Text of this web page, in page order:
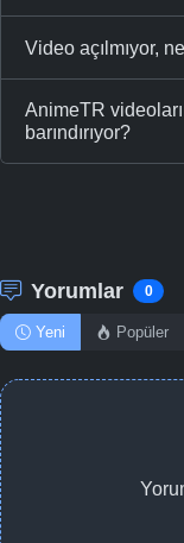
Video açılmıyor,
AnimeTR
barındırıyor?
Yorumlar 0
Yeni Popüler